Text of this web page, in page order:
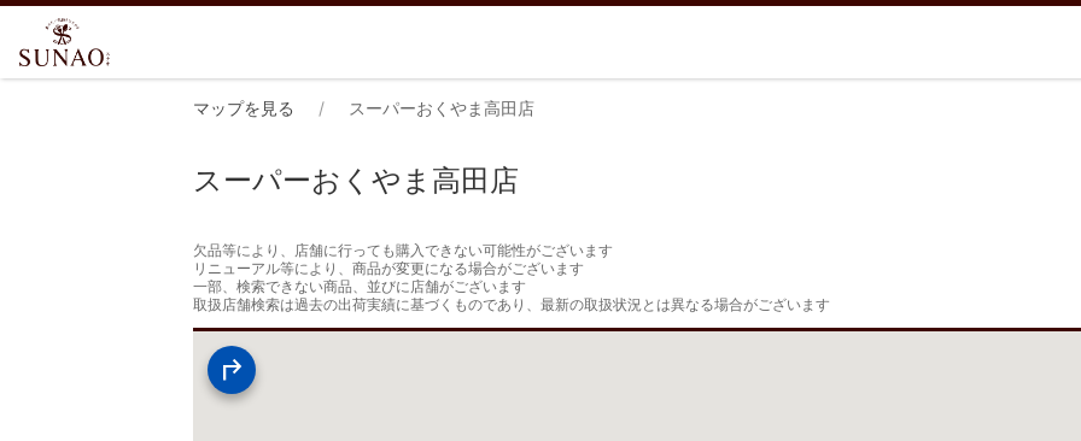
マップを見る スーパーおくやま高田店
スーパーおくやま高田店
欠品等により、店舗に行っても購入できない可能性がございます
リニューアル等により、商品が変更になる場合がございます
一部、検索できない商品、並びに店舗がございます
取扱店舗検索は過去の出荷実績に基づくものであり、最新の取扱状況とは異なる場合がございます